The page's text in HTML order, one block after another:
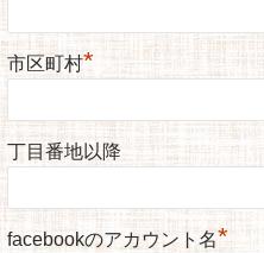
市区町村*
丁目番地以降
facebookのアカウント名*